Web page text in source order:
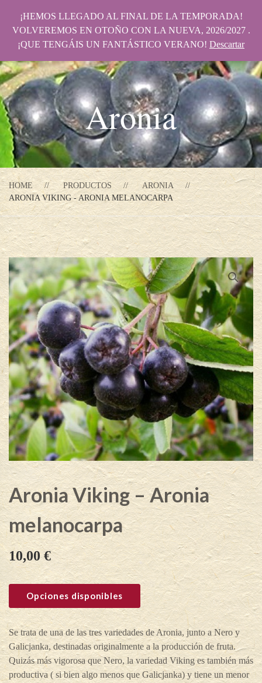
Aronia
HOME PRODUCTOS
ARONIA
ARONIA VIKING - ARONIA MELANOCARPA
Aronia Viking – Aronia
melanocarpa
10,00€
Opciones disponibles
Se trata de una de las tres variedades de Aronia, junto a Nero y
Galicjanka, destinadas originalmente a la producción de fruta.
Quizás más vigorosa que Nero, la variedad Viking es también más
productiva ( si bien algo menos que Galicjanka) y tiene un menor
¡HEMOS LLEGADO AL FINAL DE LA TEMPORADA!
VOLVEREMOS EN OTOÑO CON LA NUEVA, 2026/2027 .
¡QUE TENGÁIS UN FANTÁSTICO VERANO! Descartar